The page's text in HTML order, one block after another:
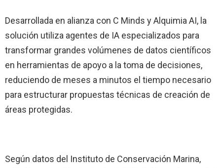
Desarrollada en alianza con C Minds y Alquimia AI, la
solución utiliza agentes de IA especializados para
transformar grandes volúmenes de datos científicos
en herramientas de apoyo a la toma de decisiones,
reduciendo de meses a minutos el tiempo necesario
para estructurar propuestas técnicas de creación de
áreas protegidas.
Según datos del Instituto de Conservación Marina,